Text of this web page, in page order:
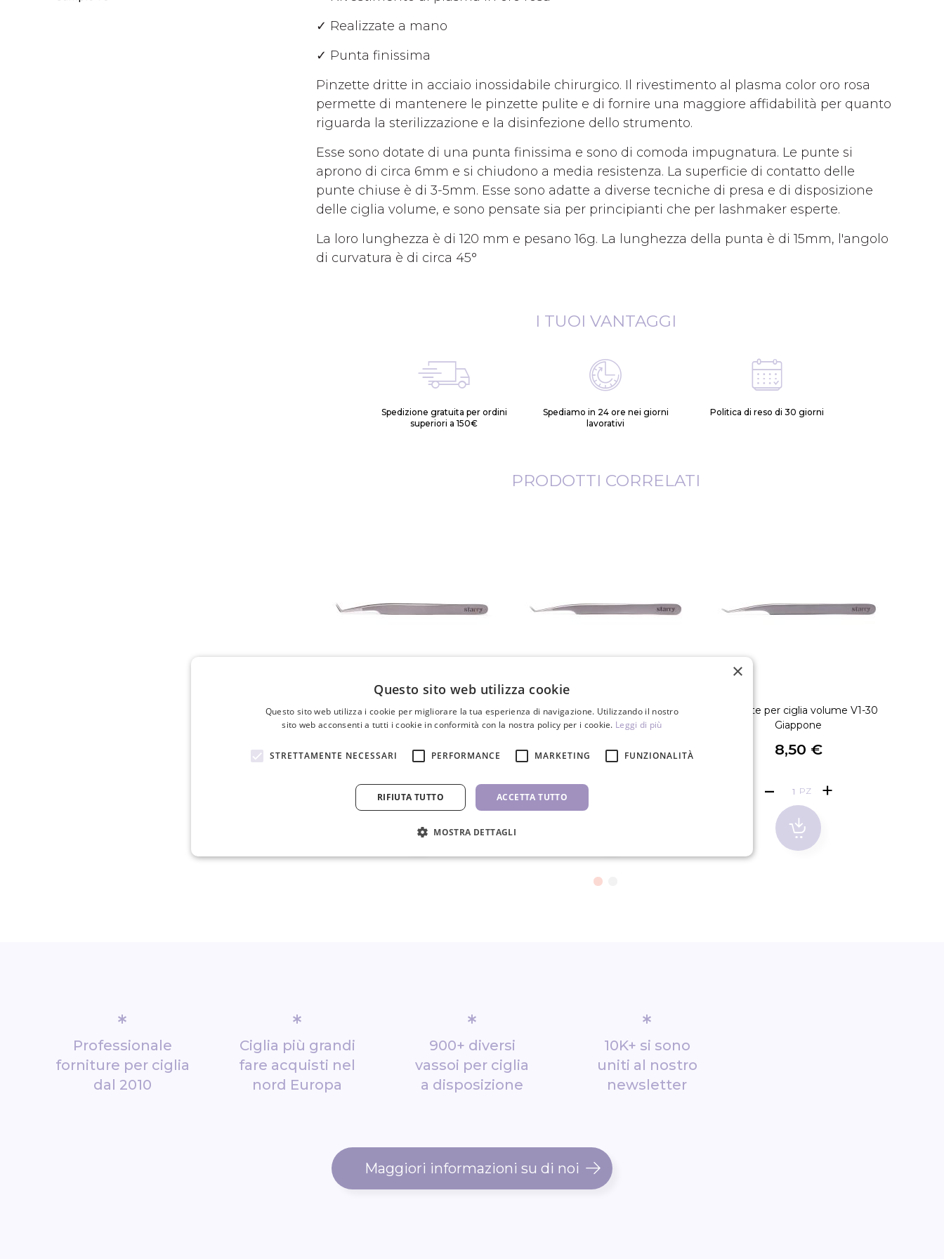
✓ Realizzate a mano
✓ Punta finissima
Pinzette dritte in acciaio inossidabile chirurgico. Il rivestimento al plasma color oro rosa
permette di mantenere le pinzette pulite e di fornire una maggiore affidabilità per quanto
riguarda la sterilizzazione e la disinfezione dello strumento.
Esse sono dotate di una punta finissima e sono di comoda impugnatura. Le punte si
aprono di circa 6mm e si chiudono a media resistenza. La superficie di contatto delle
punte chiuse è di 3-5mm. Esse sono adatte a diverse tecniche di presa e di disposizione
delle ciglia volume, e sono pensate sia per principianti che per lashmaker esperte.
La loro lunghezza è di 120 mm e pesano 16g. La lunghezza della punta è di 15mm, l'angolo
di curvatura è di circa 45°
I TUOI VANTAGGI
Spedizione gratuita per ordini
superiori a 150€
Spediamo in 24 ore nei giorni
lavorativi
Politica di reso di 30 giorni
PRODOTTI CORRELATI
Pinzette per ciglia volume V1-60
Giappone
8,50 €
Pinzette per ciglia volume V1-45
Giappone
8,50 €
Pinzette per ciglia volume V1-30
Giappone
8,50 €
PZ
*
Professionale
forniture per ciglia
dal 2010
*
Ciglia più grandi
fare acquisti nel
nord Europa
*
900+ diversi
vassoi per ciglia
a disposizione
*
10K+ si sono
uniti al nostro
newsletter
Maggiori informazioni su di noi
×
Questo sito web utilizza cookie
Questo sito web utilizza i cookie per migliorare la tua esperienza di navigazione. Utilizzando il nostro
sito web acconsenti a tutti i cookie in conformità con la nostra policy per i cookie. Leggi di più
STRETTAMENTE NECESSARI PERFORMANCE MARKETING FUNZIONALITÀ
ACCETTA TUTTO
RIFIUTA TUTTO
MOSTRA DETTAGLI